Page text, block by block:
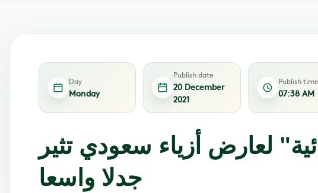
Day
Monday
Publish date
20 December
2021
Publish time
07:38 AM
لعارض أزياء سعودي تثير
جدلا واسعا